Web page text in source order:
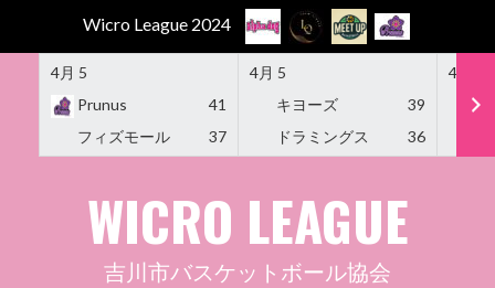
Wicro League 2024
4月 5
Prunus
41
フィズモール
37
4月 5
キヨーズ
39
ドラミングス
36
4月 5
WICRO LEAGUE
吉川市バスケットボール協会